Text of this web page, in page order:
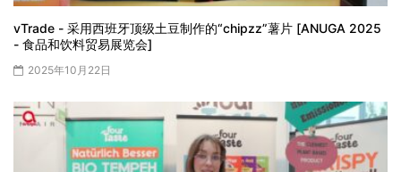
vTrade - 采用西班牙顶级土豆制作的“chipzz”薯片 [ANUGA 2025
- 食品和饮料贸易展览会]
2025年10月22日